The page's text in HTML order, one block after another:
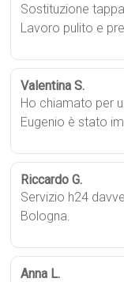
Sostituzione
Lavoro pulito e
Valentina S.
Ho chiamato per
Eugenio è stato
Riccardo G.
Servizio h24
Bologna.
Anna L.